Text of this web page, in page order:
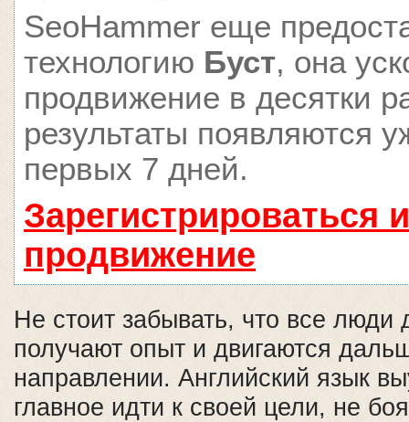
SeoHammer еще
технологию Буст, она
продвижение в десятки
результаты появляются
первых 7 дней.
Зарегистрироваться
продвижение
Не стоит забывать, что все
получают опыт и двигаются
направлении. Английский язык
главное идти к своей цели, не